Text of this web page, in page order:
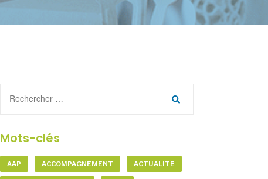
Mots-clés
AAP ACCOMPAGNEMENT ACTUALITE